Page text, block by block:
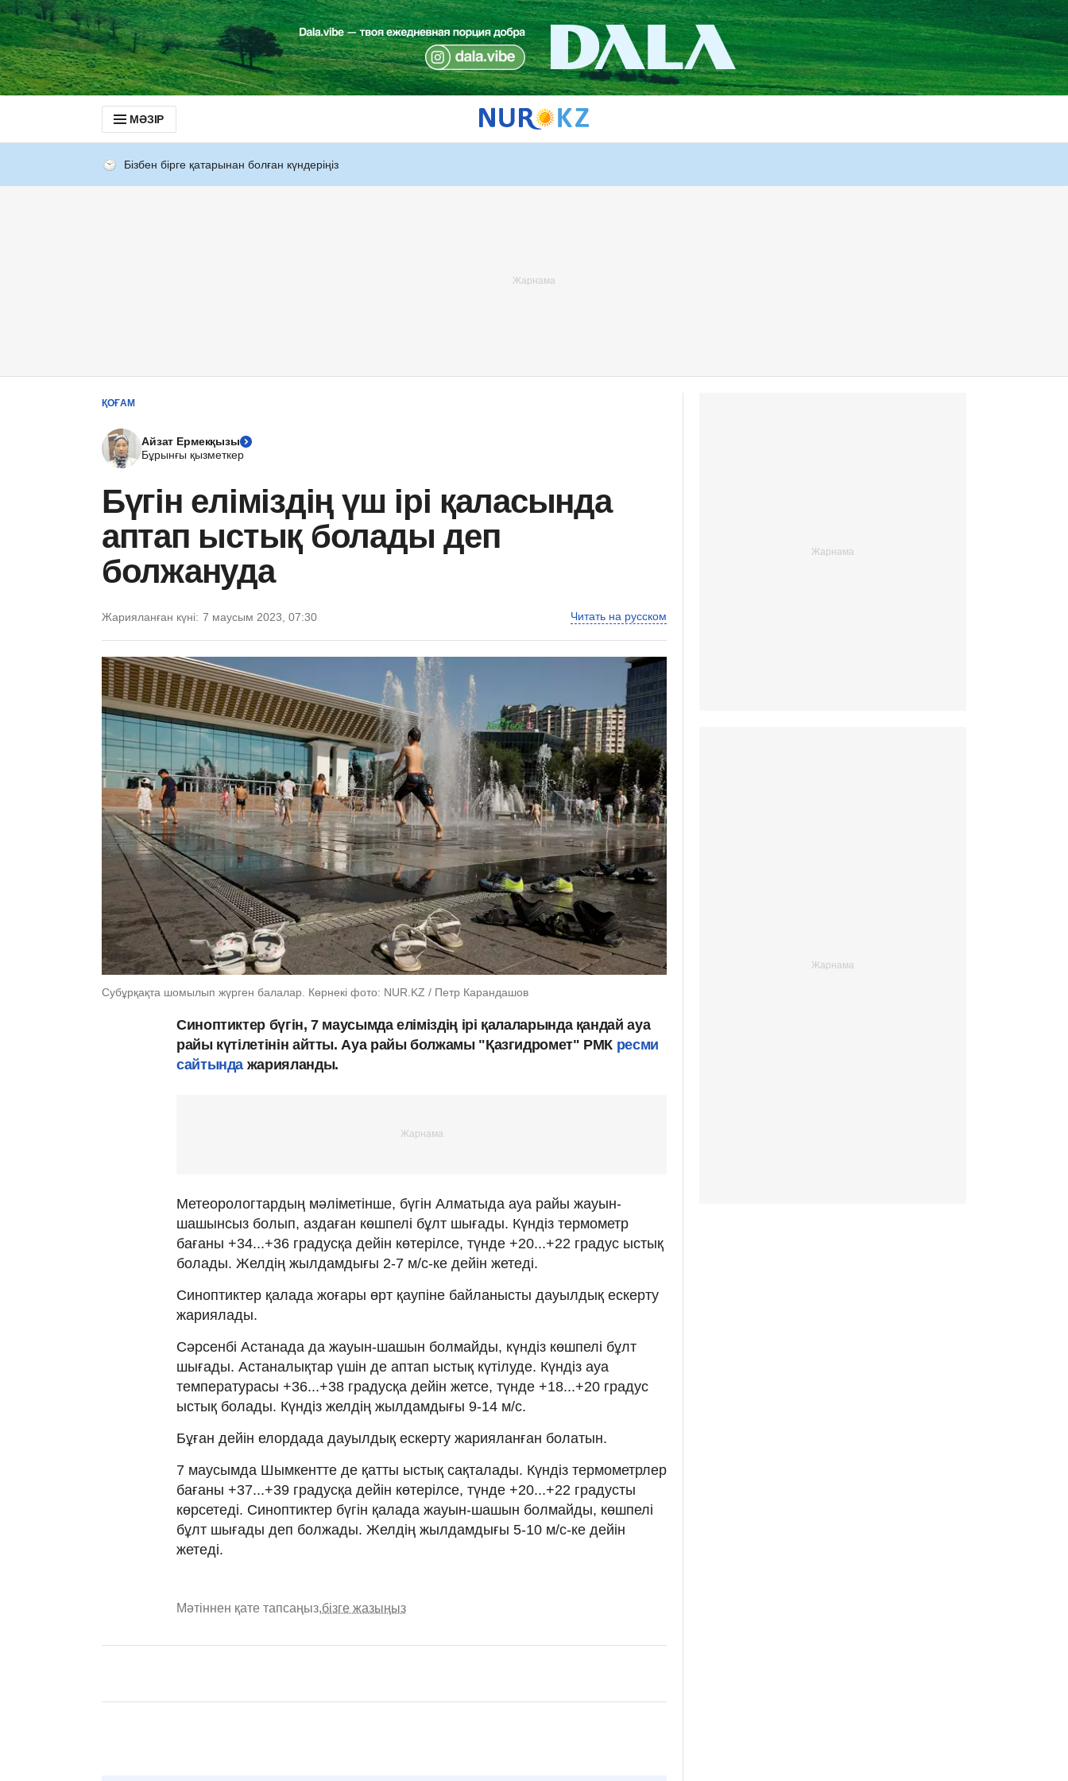
МӘЗІР
Бізбен бірге қатарынан болған күндеріңіз
ҚОҒАМ
Айзат Ермекқызы
Бұрынғы қызметкер
Бүгін еліміздің үш ірі қаласында
аптап ыстық болады деп
болжануда
Жарияланған күні: 7 маусым 2023, 07:30 Читать на русском
Субұрқақта шомылып жүрген балалар. Көрнекі фото: NUR.KZ / Петр Карандашов
Синоптиктер бүгін, 7 маусымда еліміздің ірі қалаларында қандай ауа
райы күтілетінін айтты. Ауа райы болжамы "Қазгидромет" РМК ресми
сайтында жарияланды.
Метеорологтардың мәліметінше, бүгін Алматыда ауа райы жауын-
шашынсыз болып, аздаған көшпелі бұлт шығады. Күндіз термометр
бағаны +34...+36 градусқа дейін көтерілсе, түнде +20...+22 градус ыстық
болады. Желдің жылдамдығы 2-7 м/с-ке дейін жетеді.
Синоптиктер қалада жоғары өрт қаупіне байланысты дауылдық ескерту
жариялады.
Сәрсенбі Астанада да жауын-шашын болмайды, күндіз көшпелі бұлт
шығады. Астаналықтар үшін де аптап ыстық күтілуде. Күндіз ауа
температурасы +36...+38 градусқа дейін жетсе, түнде +18...+20 градус
ыстық болады. Күндіз желдің жылдамдығы 9-14 м/с.
Бұған дейін елордада дауылдық ескерту жарияланған болатын.
7 маусымда Шымкентте де қатты ыстық сақталады. Күндіз термометрлер
бағаны +37...+39 градусқа дейін көтерілсе, түнде +20...+22 градусты
көрсетеді. Синоптиктер бүгін қалада жауын-шашын болмайды, көшпелі
бұлт шығады деп болжады. Желдің жылдамдығы 5-10 м/с-ке дейін
жетеді.
Мәтіннен қате тапсаңыз,бізге жазыңыз